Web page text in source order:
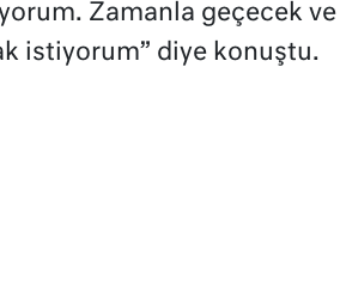
Zamanla geçecek ve
istiyorum” diye konuştu.